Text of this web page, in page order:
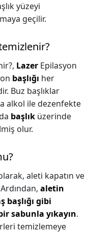
yüzeyi
geçilir.
Lazer Epilasyon
başlığı her
Buz başlıklar
alkol ile dezenfekte
başlık üzerinde
olur.
aleti kapatın ve
aletin
başlığı gibi
sabunla yıkayın.
temizlemeye